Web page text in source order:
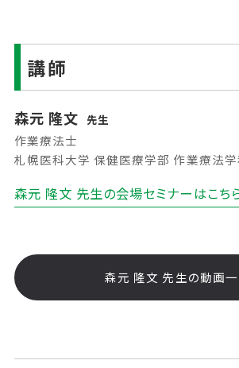
講師
森元 隆文 先生
作業療法士
札幌医科大学 保健医療学部 作業療法
森元 隆文 先生の会場セミナーはこち
森元 隆文 先生の動画